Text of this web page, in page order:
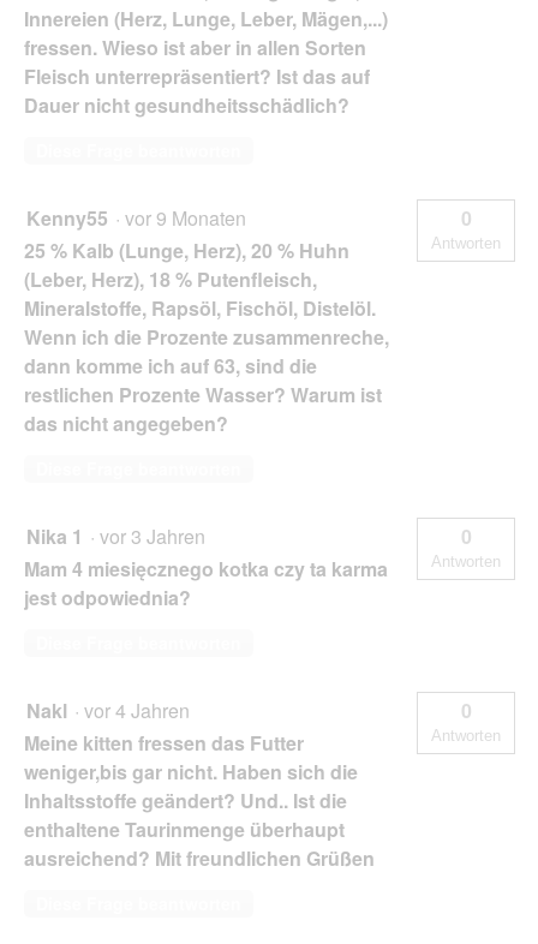
Innereien (Herz, Lunge, Leber, Mägen,...)
fressen. Wieso ist aber in allen Sorten
Fleisch unterrepräsentiert? Ist das auf
Dauer nicht gesundheitsschädlich?
Kenny55 · vor 9 Monaten
25 % Kalb (Lunge, Herz), 20 % Huhn
(Leber, Herz), 18 % Putenfleisch,
Mineralstoffe, Rapsöl, Fischöl, Distelöl.
Wenn ich die Prozente zusammenreche,
dann komme ich auf 63, sind die
restlichen Prozente Wasser? Warum ist
das nicht angegeben?
0
Antworten
Nika 1 · vor 3 Jahren
Mam 4 miesięcznego kotka czy ta karma
jest odpowiednia?
0
Antworten
Nakl · vor 4 Jahren
Meine kitten fressen das Futter
weniger,bis gar nicht. Haben sich die
Inhaltsstoffe geändert? Und.. Ist die
enthaltene Taurinmenge überhaupt
ausreichend? Mit freundlichen Grüßen
0
Antworten